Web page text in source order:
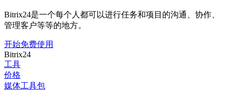
Bitrix24是一个每个人都可以进行任务和项目的沟通、协作、
管理客户等等的地方。
开始免费使用
Bitrix24
工具
价格
媒体工具包